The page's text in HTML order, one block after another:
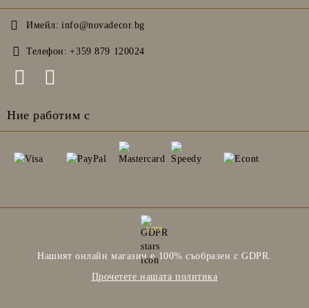
Имейл: info@novadecor.bg
Телефон: +359 879 120024
Ние работим с
GDPR
Нашият онлайн магазин е 100% съобразен с GDPR.
Прочетете нашата политика